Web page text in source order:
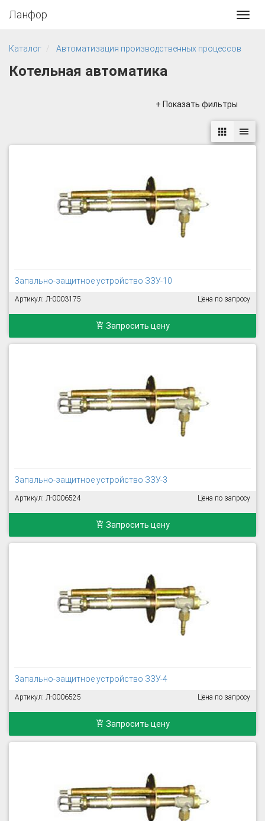
Ланфор
Каталог Автоматизация производственных процессов
Котельная автоматика
+ Показать фильтры
Запально-защитное устройство ЗЗУ-10
Артикул: Л-0003175 Цена по запросу
Запросить цену
Запально-защитное устройство ЗЗУ-3
Артикул: Л-0006524 Цена по запросу
Запросить цену
Запально-защитное устройство ЗЗУ-4
Артикул: Л-0006525 Цена по запросу
Запросить цену